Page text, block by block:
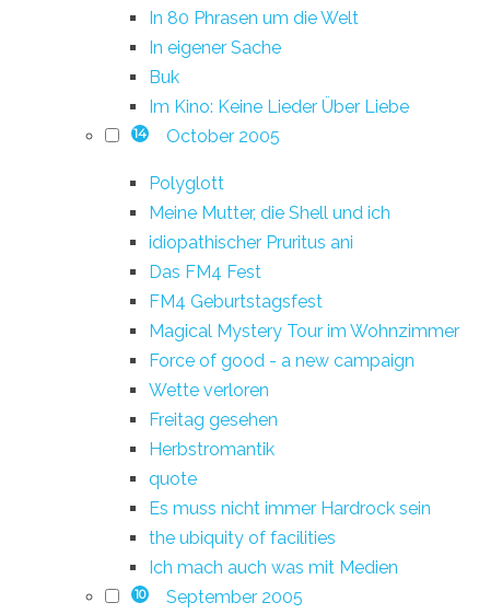
In 80 Phrasen um die Welt
In eigener Sache
Buk
Im Kino: Keine Lieder Über Liebe
14 October 2005
Polyglott
Meine Mutter, die Shell und ich
idiopathischer Pruritus ani
Das FM4 Fest
FM4 Geburtstagsfest
Magical Mystery Tour im Wohnzimmer
Force of good - a new campaign
Wette verloren
Freitag gesehen
Herbstromantik
quote
Es muss nicht immer Hardrock sein
the ubiquity of facilities
Ich mach auch was mit Medien
10 September 2005